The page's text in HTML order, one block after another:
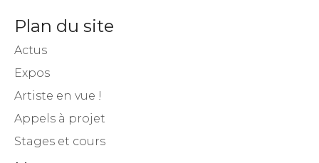
Plan du site
Actus
Expos
Artiste en vue !
Appels à projet
Stages et cours